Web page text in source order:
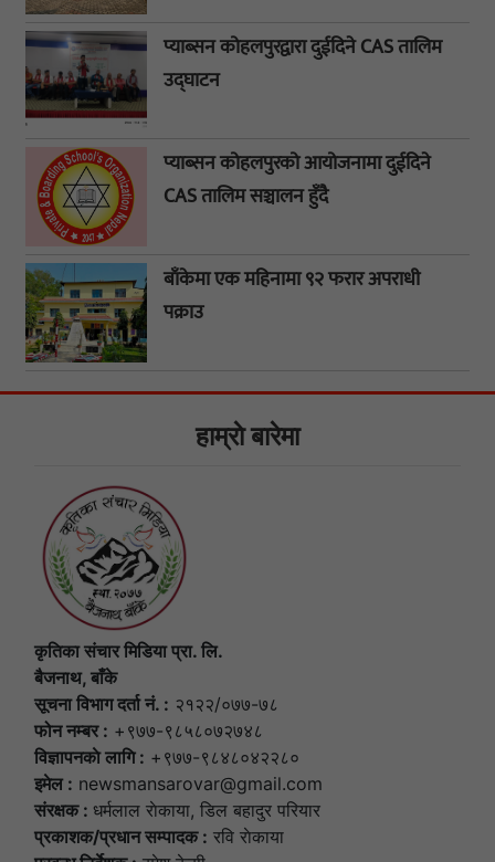
प्याब्सन कोहलपुरद्वारा दुईदिने CAS तालिम
उद्घाटन
प्याब्सन कोहलपुरको आयोजनामा दुईदिने
CAS तालिम सञ्चालन हुँदै
बाँकेमा एक महिनामा ९२ फरार अपराधी
पक्राउ
हाम्राे बारेमा
कृतिका संचार मिडिया प्रा. लि.
बैजनाथ, बाँके
सूचना विभाग दर्ता नं. : २१२२/०७७-७८
फोन नम्बर : +९७७-९८५८०७२७४८
विज्ञापनकाे लागि : +९७७-९८४८०४२२८०
इमेल : newsmansarovar@gmail.com
संरक्षक : धर्मलाल राेकाया, डिल बहादुर परियार
प्रकाशक/प्रधान सम्पादक : रवि राेकाया